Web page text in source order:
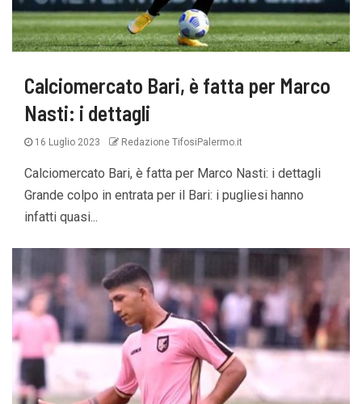
Calciomercato Bari, è fatta per Marco
Nasti: i dettagli
16 Luglio 2023 Redazione TifosiPalermo.it
Calciomercato Bari, è fatta per Marco Nasti: i dettagli
Grande colpo in entrata per il Bari: i pugliesi hanno
infatti quasi...